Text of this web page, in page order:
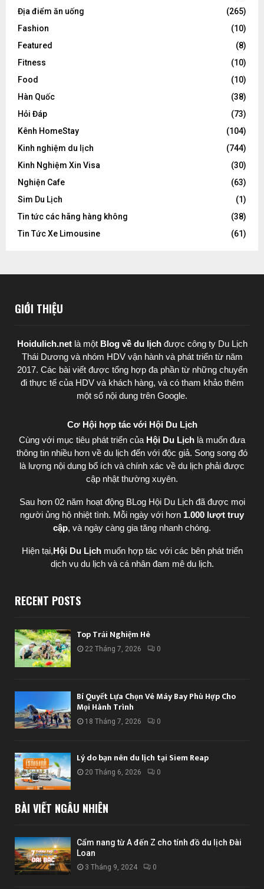
Địa điểm ăn uống
(265)
Fashion
(10)
Featured
(8)
Fitness
(10)
Food
(10)
Hàn Quốc
(38)
Hỏi Đáp
(73)
Kênh HomeStay
(104)
Kinh nghiệm du lịch
(744)
Kinh Nghiệm Xin Visa
(30)
Nghiện Cafe
(63)
Sim Du Lịch
(1)
Tin tức các hãng hàng không
(38)
Tin Tức Xe Limousine
(61)
GIỚI THIỆU
Hoidulich.net là một Blog về du lịchđược công ty Du Lịch
Thái Dươngvà nhóm HDV vận hành và phát triển từ năm
2017. Các bài viết được tổng hợp đa phần từ những chuyến
đi thực tế của HDV và khách hàng, và có tham khảo thêm
một số nội dung trên Google.
Cơ Hội hợp tác với Hội Du Lịch
Cùng với mục tiêu phát triển của Hội Du Lịch là muốn đưa
thông tin nhiều hơn về du lịch đến với độc giả. Song song đó
là lượng nội dung bổ ích và chính xác về du lịch phải được
cập nhật thường xuyên.
Sau hơn 02 năm hoạt động BLog Hội Du Lịch đã được mọi
người ủng hộ nhiệt tình. Mỗi ngày với hơn 1.000 lượt truy
cập, và ngày càng gia tăng nhanh chóng.
Hiện tại,Hội Du Lịch muốn hợp tác với các bên phát triển
dịch vụ du lịch và cá nhân đam mê du lịch.
RECENT POSTS
Top Trải Nghiệm Hè
22 Tháng 7, 2026 0
Bí Quyết Lựa Chọn Vé Máy Bay Phù Hợp Cho
Mọi Hành Trình
18 Tháng 7, 2026 0
Lý do bạn nên du lịch tại Siem Reap
20 Tháng 6, 2026 0
BÀI VIẾT NGẪU NHIÊN
Cẩm nang từ A đến Z cho tính đồ du lịch Đài
Loan
3 Tháng 9, 2024 0